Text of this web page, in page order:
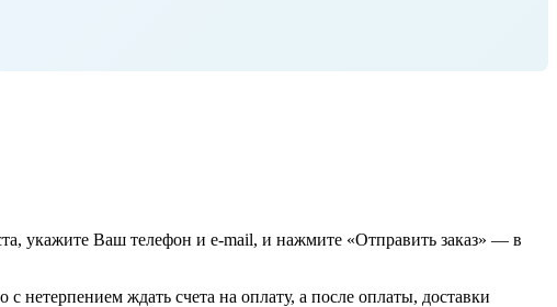
укажите Ваш телефон и e-mail, и нажмите «Отправить заказ» — в
нетерпением ждать счета на оплату, а после оплаты, доставки